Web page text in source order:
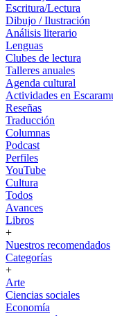
Escritura/Lectura
Dibujo / Ilustración
Análisis literario
Lenguas
Clubes de lectura
Talleres anuales
Agenda cultural
Actividades en
Reseñas
Traducción
Columnas
Podcast
Perfiles
YouTube
Cultura
Todos
Avances
Libros
+
Nuestros recomendados
Categorías
+
Arte
Ciencias sociales
Economía